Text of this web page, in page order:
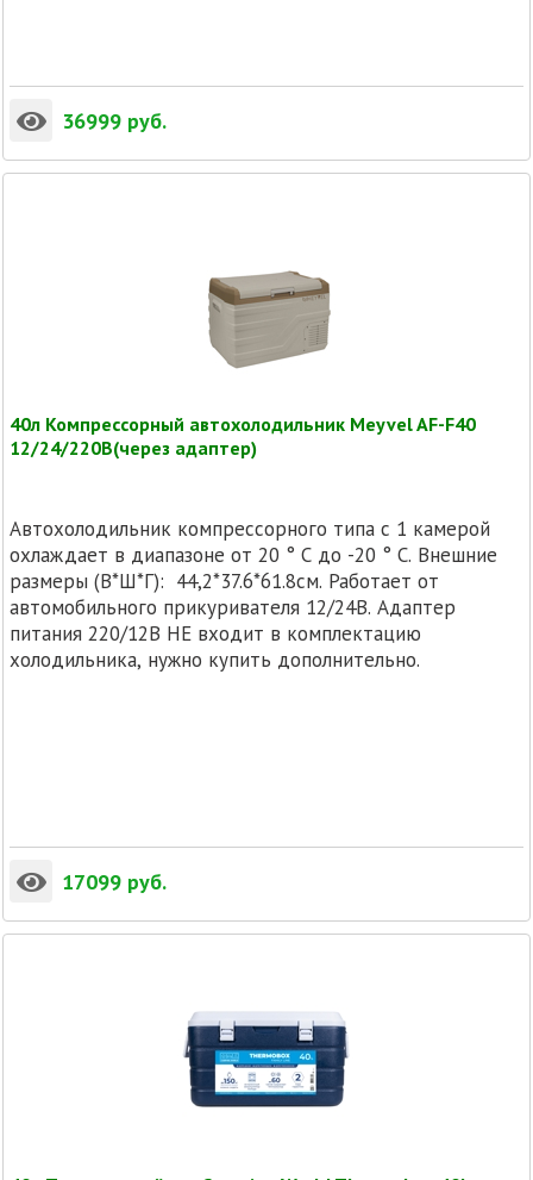
36999 руб.
40л Компрессорный автохолодильник Meyvel AF-F40
12/24/220В(через адаптер)
Автохолодильник компрессорного типа с 1 камерой
охлаждает в диапазоне от 20 ° C до -20 ° C. Внешние
размеры (В*Ш*Г): 44,2*37.6*61.8см. Работает от
автомобильного прикуривателя 12/24В. Адаптер
питания 220/12В НЕ входит в комплектацию
холодильника, нужно купить дополнительно.
17099 руб.